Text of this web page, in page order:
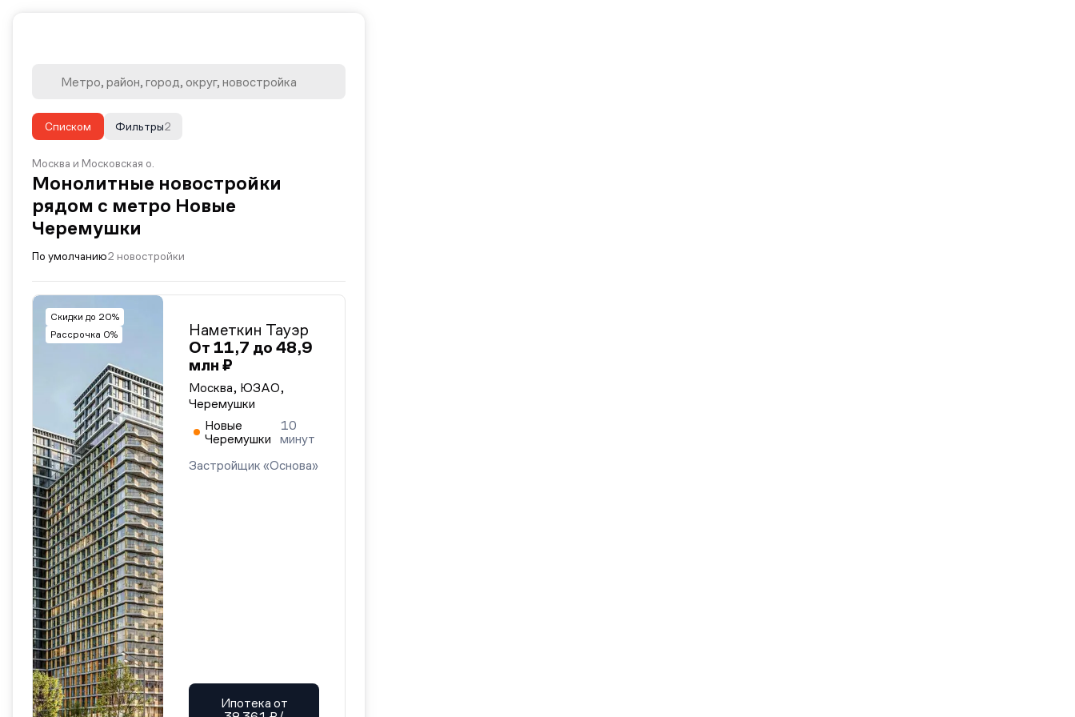
Списком 2
Фильтры
Москва и Московская о.
Монолитные новостройки
рядом с метро Новые
Черемушки
По умолчанию2 новостройки
Скидки до 20%
Рассрочка 0%
Наметкин Тауэр
От 11,7 до 48,9
млн ₽
Москва, ЮЗАО,
Черемушки
Новые
Черемушки
10
минут
Застройщик «Основа»
Ипотека от